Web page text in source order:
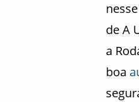
de A
a
boa